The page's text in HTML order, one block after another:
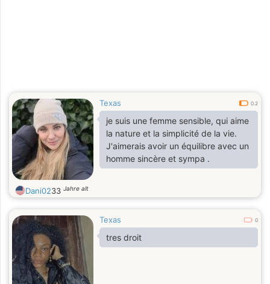
Texas 0.2
je suis une femme sensible, qui aime
la nature et la simplicité de la vie.
J'aimerais avoir un équilibre avec un
homme sincère et sympa .
Dani0233 Jahre alt
Texas 0
tres droit